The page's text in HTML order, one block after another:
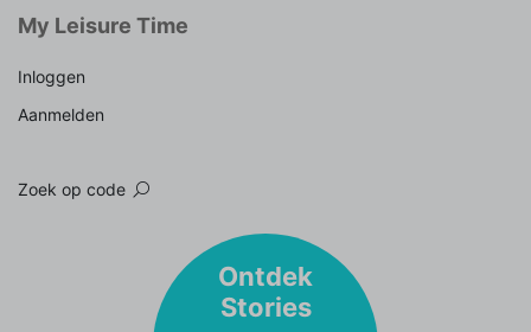
My Leisure Time
Inloggen
Aanmelden
Zoek op code
Ontdek
Stories